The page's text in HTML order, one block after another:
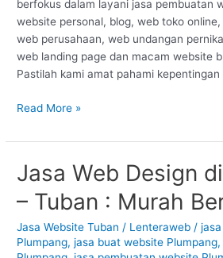
berfokus dalam layani jasa pembuatan
website personal, blog, web toko
web perusahaan, web undangan
web landing page dan macam website
Pastilah kami amat pahami kepentingan
Read More »
Jasa Web Design
– Tuban : Murah
Jasa Website Tuban / Lenteraweb/
Plumpang,jasa buat website Plumpang
Jasa
Web
Design
Plumpang
–